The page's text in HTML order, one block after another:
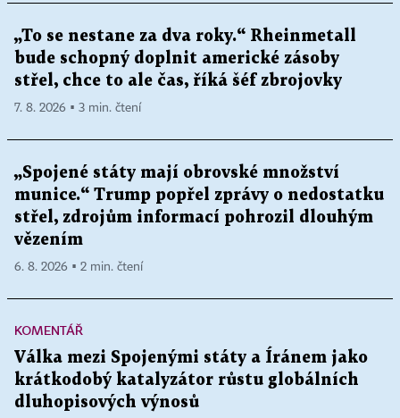
„To se nestane za dva roky.“ Rheinmetall
bude schopný doplnit americké zásoby
střel, chce to ale čas, říká šéf zbrojovky
7. 8. 2026 ▪ 3 min. čtení
„Spojené státy mají obrovské množství
munice.“ Trump popřel zprávy o nedostatku
střel, zdrojům informací pohrozil dlouhým
vězením
6. 8. 2026 ▪ 2 min. čtení
KOMENTÁŘ
Válka mezi Spojenými státy a Íránem jako
krátkodobý katalyzátor růstu globálních
dluhopisových výnosů